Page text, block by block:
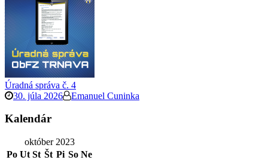
Úradná správa č. 4
30. júla 2026
Emanuel Cuninka
Kalendár
október 2023
Po Ut St Št Pi So Ne